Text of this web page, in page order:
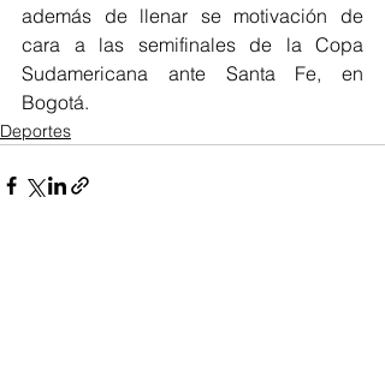
además de llenar se motivación de
cara a las semifinales de la Copa
Sudamericana ante Santa Fe, en
Bogotá.
Deportes